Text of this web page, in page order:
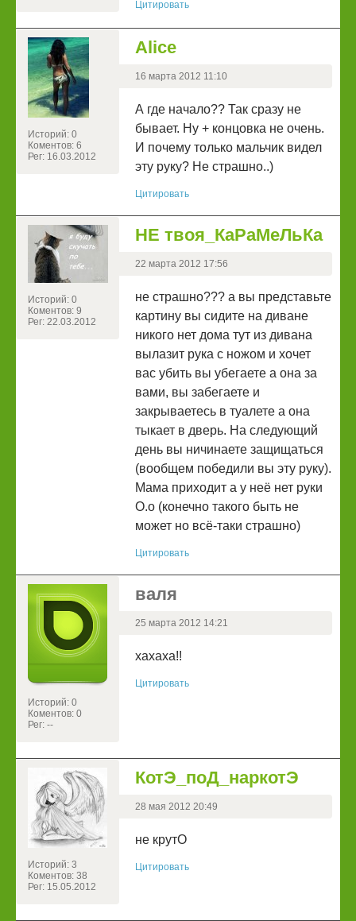
Цитировать
Историй: 0
Коментов: 6
Рег: 16.03.2012
Alice
16 марта 2012 11:10
А где начало?? Так сразу не
бывает. Ну + концовка не очень.
И почему только мальчик видел
эту руку? Не страшно..)
Цитировать
Историй: 0
Коментов: 9
Рег: 22.03.2012
НЕ твоя_КаРаМеЛьКа
22 марта 2012 17:56
не страшно??? а вы представьте
картину вы сидите на диване
никого нет дома тут из дивана
вылазит рука с ножом и хочет
вас убить вы убегаете а она за
вами, вы забегаете и
закрываетесь в туалете а она
тыкает в дверь. На следующий
день вы ничинаете защищаться
(вообщем победили вы эту руку).
Мама приходит а у неё нет руки
О.о (конечно такого быть не
может но всё-таки страшно)
Цитировать
Историй: 0
Коментов: 0
Рег: --
валя
25 марта 2012 14:21
хахаха!!
Цитировать
Историй: 3
Коментов: 38
Рег: 15.05.2012
КотЭ_поД_наркотЭ
28 мая 2012 20:49
не крутО
Цитировать